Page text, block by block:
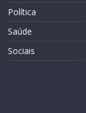
Política
Saúde
Sociais